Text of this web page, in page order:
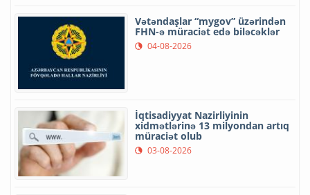
Vətəndaşlar “mygov” üzərindən
FHN-ə müraciət edə biləcəklər
04-08-2026
İqtisadiyyat Nazirliyinin
xidmətlərinə 13 milyondan artıq
müraciət olub
03-08-2026